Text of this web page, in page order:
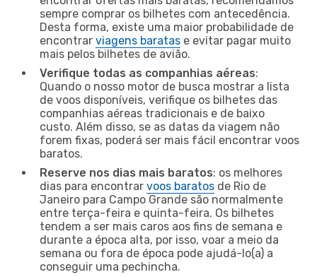
sempre comprar os bilhetes com antecedência.
Desta forma, existe uma maior probabilidade de
encontrar viagens baratas e evitar pagar muito
mais pelos bilhetes de avião.
Verifique todas as companhias aéreas:
Quando o nosso motor de busca mostrar a lista
de voos disponíveis, verifique os bilhetes das
companhias aéreas tradicionais e de baixo
custo. Além disso, se as datas da viagem não
forem fixas, poderá ser mais fácil encontrar voos
baratos.
Reserve nos dias mais baratos: os melhores
dias para encontrar voos baratos de Rio de
Janeiro para Campo Grande são normalmente
entre terça-feira e quinta-feira. Os bilhetes
tendem a ser mais caros aos fins de semana e
durante a época alta, por isso, voar a meio da
semana ou fora de época pode ajudá-lo(a) a
conseguir uma pechincha.